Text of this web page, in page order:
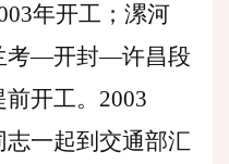
年开工；漯河
考—开封—许昌段
开工。2003
一起到交通部汇